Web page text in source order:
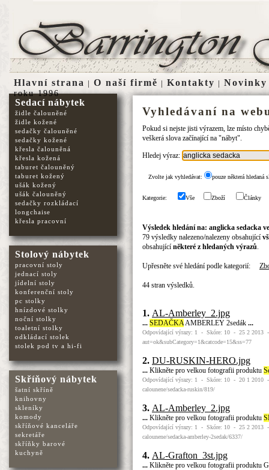
Vyhledávaní na
Pokud si nejste jisti výrazem, lze místo
veškerá slova začínající na "nábyt".
Hledej výraz:
Zvolte jak vyhledávat: pouze některá hledaná
Kategorie: Vše Zboží Články
Výsledek hledání na: anglicka sedacka
79 výsledky nalezeno/nalezeny obsahující
obsahující některé z hledaných výrazů
Upřesněte své hledání podle kategorií:
44 stran výsledků.
1. AL-Amberley_2.jpg
... SEDAČKAAMBERLEY 2sedák ...
Odpovídající výrazy: 1 - Skóre: 10 - 25 2 2013
aut=ok&subCategory=1&catcode=15&ss=77
2. DU-RUSKIN-HERO.jpg
...Klikněte pro velkou fotografii produktu
Odpovídající výrazy: 1 - Skóre: 10 - 20 1 2010
calounene/sedacka-ruskin/819/
3. AL-Amberley_2.jpg
...Klikněte pro velkou fotografii produktu
Odpovídající výrazy: 1 - Skóre: 10 - 25 2 2013
calounene/sedacka-amberley-2sedak/6337/
4. AL-Grafton_3st.jpg
...Klikněte pro velkou fotografii produktu
Sedací nábytek
židle čalouněné
židle kožené
sedačky čalouněné
sedačky kožené
křesla čalouněná
křesla kožená
taburet čalouněný
taburet kožený
ušák kožený
ušák čalouněný
sedačky rozkládací
longchaise
křesla pracovní
Stolový nábytek
pracovní stoly
jednací stoly
jídelní stoly
konferenční stoly
pc stolky
hnízdové stolky
noční stolky
toaletní stolky
odkládací stolek
stolek pod tv a hi-fi
Skříňový nábytek
šatní skříně
knihovny
skleníky
komody
skříňové kanceláře
sekretáře
skříňky barové
kuchyně
Hlavní strana | O naší firmě | Kontakty | Novinky
roku 1996